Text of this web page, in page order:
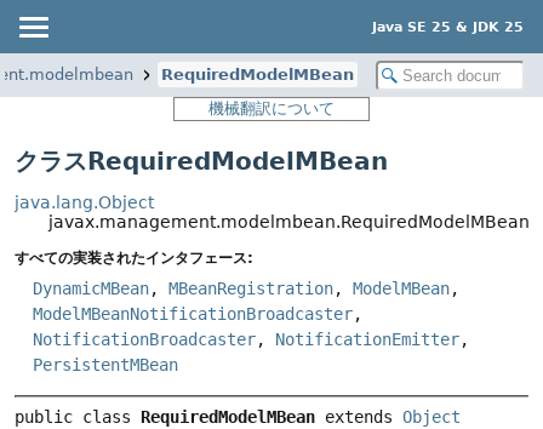
Java SE 25 & JDK 25
RequiredModelMBean
機械翻訳について
クラスRequiredModelMBean
java.lang.Object
javax.management.modelmbean.RequiredModelMBean
すべての実装されたインタフェース:
DynamicMBean, MBeanRegistration, ModelMBean,
ModelMBeanNotificationBroadcaster,
NotificationBroadcaster, NotificationEmitter,
PersistentMBean
public class RequiredModelMBean extends Object